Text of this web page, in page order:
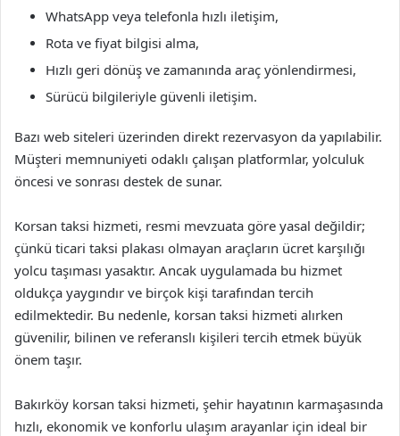
WhatsApp veya telefonla hızlı iletişim,
Rota ve fiyat bilgisi alma,
Hızlı geri dönüş ve zamanında araç yönlendirmesi,
Sürücü bilgileriyle güvenli iletişim.
Bazı web siteleri üzerinden direkt rezervasyon da yapılabilir.
Müşteri memnuniyeti odaklı çalışan platformlar, yolculuk
öncesi ve sonrası destek de sunar.
Korsan taksi hizmeti, resmi mevzuata göre yasal değildir;
çünkü ticari taksi plakası olmayan araçların ücret karşılığı
yolcu taşıması yasaktır. Ancak uygulamada bu hizmet
oldukça yaygındır ve birçok kişi tarafından tercih
edilmektedir. Bu nedenle, korsan taksi hizmeti alırken
güvenilir, bilinen ve referanslı kişileri tercih etmek büyük
önem taşır.
Bakırköy korsan taksi hizmeti, şehir hayatının karmaşasında
hızlı, ekonomik ve konforlu ulaşım arayanlar için ideal bir